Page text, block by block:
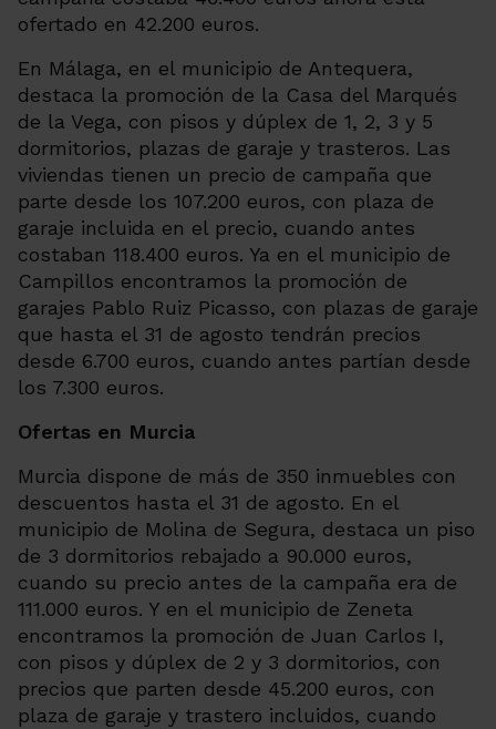
ofertado en 42.200 euros.
En Málaga, en el municipio de Antequera,
destaca la promoción de la Casa del Marqués
de la Vega, con pisos y dúplex de 1, 2, 3 y 5
dormitorios, plazas de garaje y trasteros. Las
viviendas tienen un precio de campaña que
parte desde los 107.200 euros, con plaza de
garaje incluida en el precio, cuando antes
costaban 118.400 euros. Ya en el municipio de
Campillos encontramos la promoción de
garajes Pablo Ruiz Picasso, con plazas de garaje
que hasta el 31 de agosto tendrán precios
desde 6.700 euros, cuando antes partían desde
los 7.300 euros.
Ofertas en Murcia
Murcia dispone de más de 350 inmuebles con
descuentos hasta el 31 de agosto. En el
municipio de Molina de Segura, destaca un piso
de 3 dormitorios rebajado a 90.000 euros,
cuando su precio antes de la campaña era de
111.000 euros. Y en el municipio de Zeneta
encontramos la promoción de Juan Carlos I,
con pisos y dúplex de 2 y 3 dormitorios, con
precios que parten desde 45.200 euros, con
plaza de garaje y trastero incluidos, cuando